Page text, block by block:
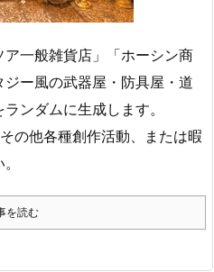
ア一般雑貨店」「ホーシン商
ー風の武器屋・防具屋・道
ンダムに生成します。
の他各種創作活動、または暇
を読む